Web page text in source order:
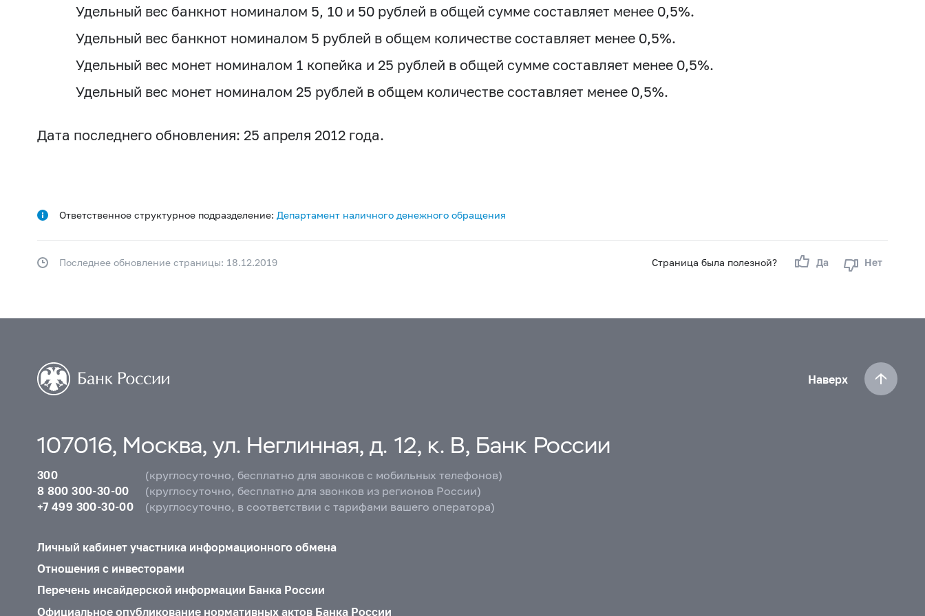
Удельный вес банкнот номиналом 5, 10 и 50 рублей в общей сумме составляет менее 0,5%.
Удельный вес банкнот номиналом 5 рублей в общем количестве составляет менее 0,5%.
Удельный вес монет номиналом 1 копейка и 25 рублей в общей сумме составляет менее 0,5%.
Удельный вес монет номиналом 25 рублей в общем количестве составляет менее 0,5%.
Дата последнего обновления: 25 апреля 2012 года.
Ответственное структурное подразделение: Департамент наличного денежного обращения
Страница была полезной? Да Нет
Последнее обновление страницы: 18.12.2019
Наверх
107016, Москва, ул. Неглинная, д. 12, к. В, Банк России
300
(круглосуточно, бесплатно для звонков с мобильных телефонов)
8 800 300-30-00
(круглосуточно, бесплатно для звонков из регионов России)
+7 499 300-30-00
(круглосуточно, в соответствии с тарифами вашего оператора)
Личный кабинет участника информационного обмена
Отношения с инвесторами
Перечень инсайдерской информации Банка России
Официальное опубликование нормативных актов Банка России